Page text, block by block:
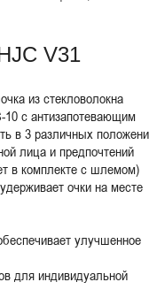
V31
из стекловолокна
с антизапотевающим
в 3 различных
лица и предпочтений
в комплекте с шлемом)
очки на месте
улучшенное
для индивидуальной